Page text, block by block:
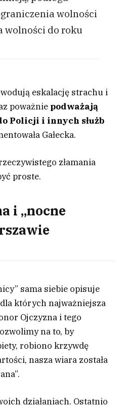
wolności
wolności do roku
eskalację strachu i
poważnie podważają
Policji i innych służb
Gałecka.
złamania
proste.
i „nocne
sama siebie opisuje
których najważniejsza
Ojczyzna i tego
na to, by
robiono krzywdę
nasza wiara została
działaniach. Ostatnio